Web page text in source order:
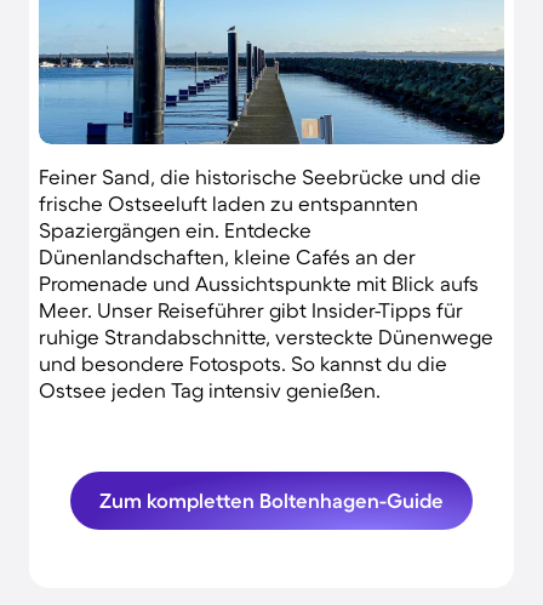
Feiner Sand, die historische Seebrücke und die
frische Ostseeluft laden zu entspannten
Spaziergängen ein. Entdecke
Dünenlandschaften, kleine Cafés an der
Promenade und Aussichtspunkte mit Blick aufs
Meer. Unser Reiseführer gibt Insider-Tipps für
ruhige Strandabschnitte, versteckte Dünenwege
und besondere Fotospots. So kannst du die
Ostsee jeden Tag intensiv genießen.
Zum kompletten Boltenhagen-Guide